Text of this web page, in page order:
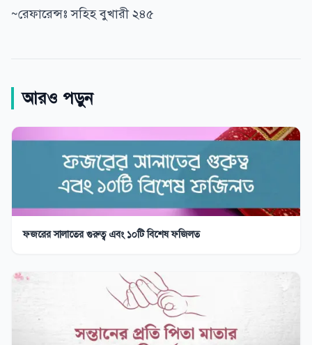
~রেফারেন্সঃ সহিহ বুখারী ২৪৫
আরও পড়ুন
ফজরের সালাতের গুরুত্ব এবং ১০টি বিশেষ ফজিলত